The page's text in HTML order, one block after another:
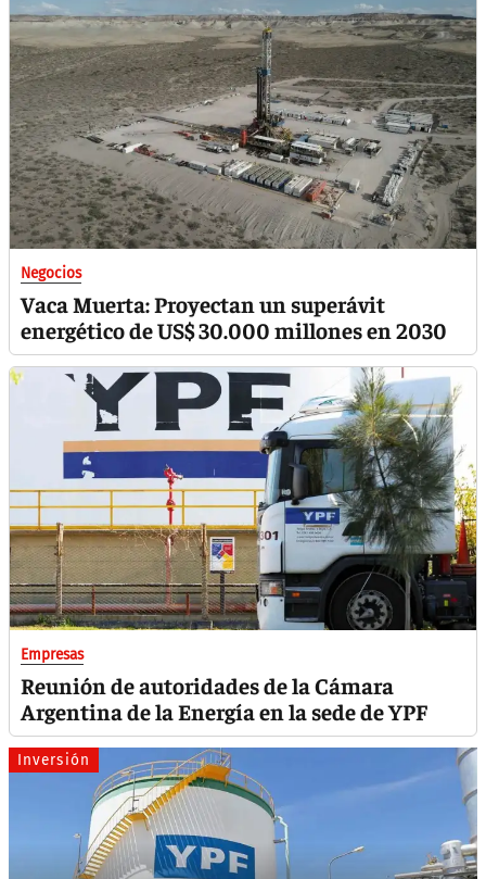
Negocios
Vaca Muerta: Proyectan un superávit
energético de US$ 30.000 millones en 2030
Empresas
Reunión de autoridades de la Cámara
Argentina de la Energía en la sede de YPF
Inversión